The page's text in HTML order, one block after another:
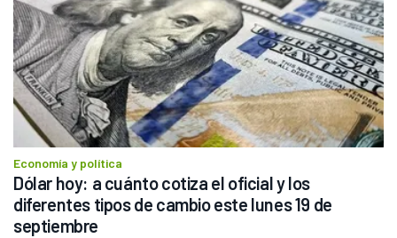
Economía y política
Dólar hoy: a cuánto cotiza el oficial y los
diferentes tipos de cambio este lunes 19 de
septiembre